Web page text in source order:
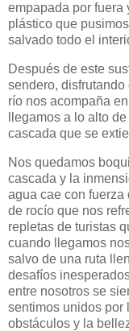
empapada por fuera
plástico que
salvado todo el
Después de este
sendero,
río nos acompaña
llegamos a lo alto
cascada que se
Nos quedamos
cascada y la
agua cae con
de rocío que nos
repletas de turistas
cuando llegamos
salvo de una ruta
desafíos
entre nosotros se
sentimos unidos por
obstáculos y la